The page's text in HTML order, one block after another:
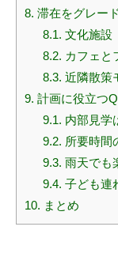
8. 滞在をグレー
8.1. 文化施設
8.2. カフェと
8.3. 近隣散策
9. 計画に役立つ
9.1. 内部見学
9.2. 所要時間
9.3. 雨天でも
9.4. 子ども連
10. まとめ